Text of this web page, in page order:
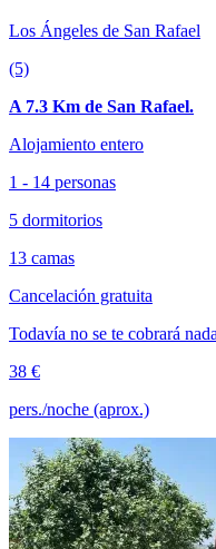
Los Ángeles de San Rafael
(5)
A 7.3 Km de San Rafael.
Alojamiento entero
1 - 14 personas
5 dormitorios
13 camas
Cancelación gratuita
Todavía no se te cobrará
38 €
pers./noche (aprox.)